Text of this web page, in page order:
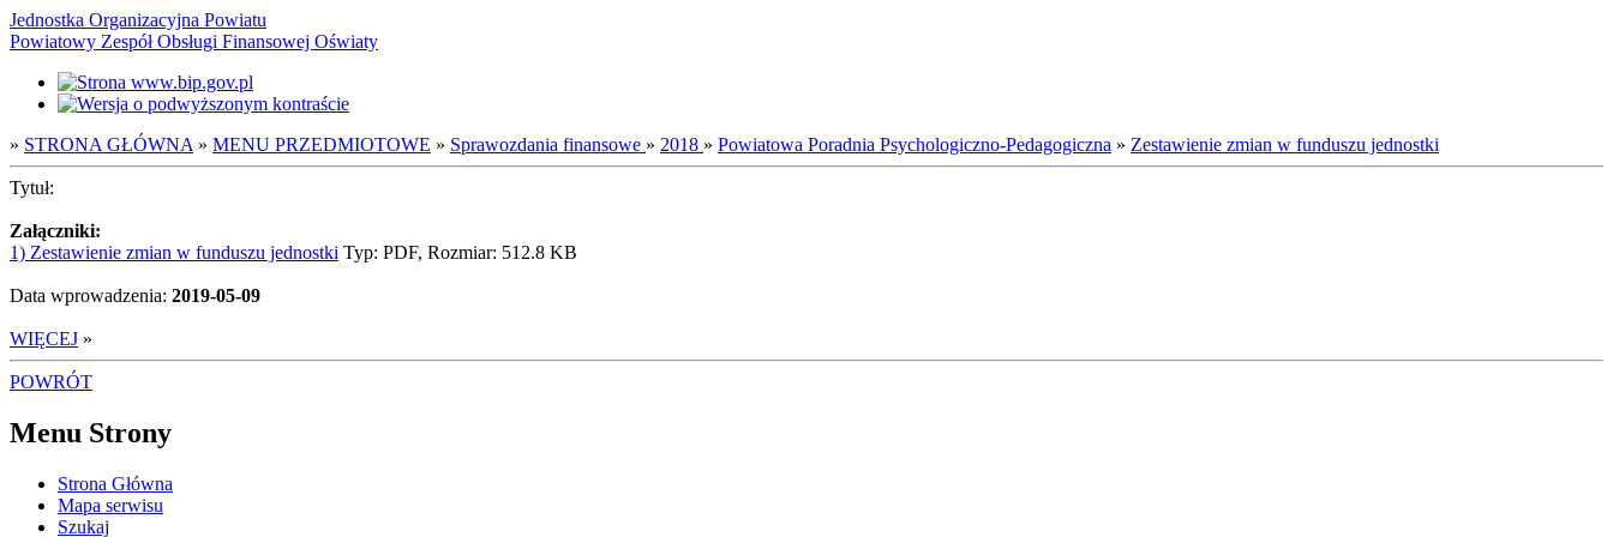
Jednostka Organizacyjna Powiatu
Powiatowy Zespół Obsługi Finansowej Oświaty
» STRONA GŁÓWNA » MENU PRZEDMIOTOWE » Sprawozdania finansowe » 2018 » Powiatowa Poradnia Psychologiczno-Pedagogiczna » Zestawienie zmian w funduszu jednostki
Tytuł:
Załączniki:
1) Zestawienie zmian w funduszu jednostki Typ: PDF, Rozmiar: 512.8 KB
Data wprowadzenia: 2019-05-09
WIĘCEJ »
POWRÓT
Menu Strony
Strona Główna
Mapa serwisu
Szukaj